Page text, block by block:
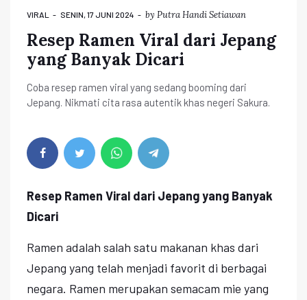
VIRAL SENIN, 17 JUNI 2024 by Putra Handi Setiawan
Resep Ramen Viral dari Jepang
yang Banyak Dicari
Coba resep ramen viral yang sedang booming dari
Jepang. Nikmati cita rasa autentik khas negeri Sakura.
Resep Ramen Viral dari Jepang yang Banyak
Dicari
Ramen adalah salah satu makanan khas dari
Jepang yang telah menjadi favorit di berbagai
negara. Ramen merupakan semacam mie yang